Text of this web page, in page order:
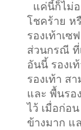
แค่นี้ก็ไม่
โชคร้าย ห
รองเท้าเซ
ส่วนกรณี ที่
อันนี้ รองเ
รองเท้า ส
และ พื้นรอ
ไว้ เมื่อก่อ
ข้างมาก แ